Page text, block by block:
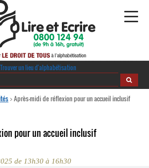
Alphabétisation
Trouver un lieu d’alphabétisation
>Après-midi de réflexion pour un accueil inclusif
pour un accueil inclusif
de 13h30 à 16h30